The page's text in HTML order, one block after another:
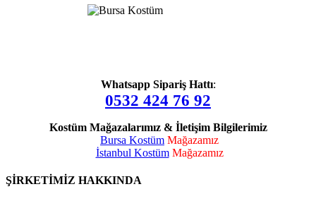
Whatsapp Sipariş Hattı:
0532 424 76 92
Kostüm Mağazalarımız & İletişim Bilgilerimiz
Bursa Kostüm Mağazamız
İstanbul Kostüm Mağazamız
ŞİRKETİMİZ HAKKINDA